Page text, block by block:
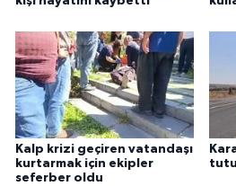
Kalp krizi geçiren vatandaşı
kurtarmak için ekipler
seferber oldu